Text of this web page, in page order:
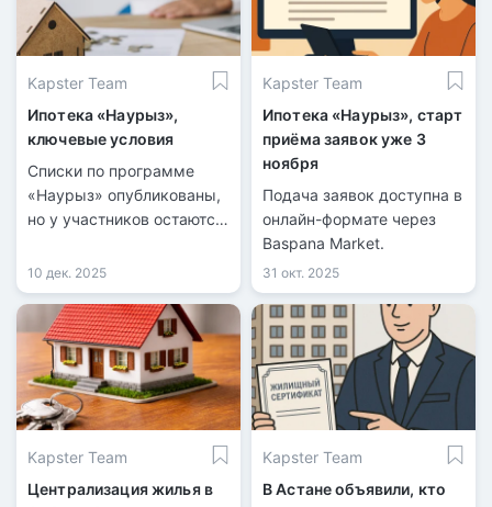
Kapster Team
Ипотека «Наурыз»,
ключевые условия
Списки по программе
«Наурыз» опубликованы,
но у участников остаются
10 дек. 2025
Kapster Team
Ипотека «Наурыз», старт
приёма заявок уже 3
ноября
Подача заявок доступна в
онлайн-формате через
Baspana Market.
31 окт. 2025
Kapster Team
Централизация жилья в
Kapster Team
В Астане объявили, кто